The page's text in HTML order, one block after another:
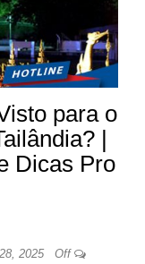
para o
|
Dicas Pro
2025 Off